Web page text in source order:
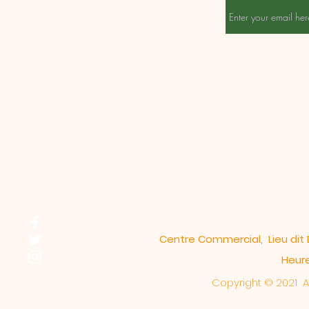
Centre Commercial, Lieu dit
Copyright © 2021